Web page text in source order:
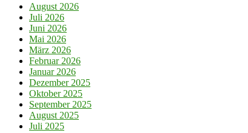
August 2026
Juli 2026
Juni 2026
Mai 2026
März 2026
Februar 2026
Januar 2026
Dezember 2025
Oktober 2025
September 2025
August 2025
Juli 2025